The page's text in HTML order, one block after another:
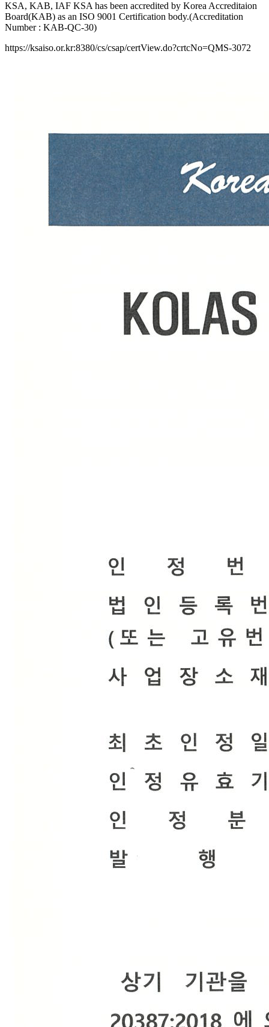
KSA, KAB, IAF KSA has been accredited by Korea Accreditaion
Board(KAB) as an ISO 9001 Certification body.(Accreditation
Number : KAB-QC-30)
https://ksaiso.or.kr:8380/cs/csap/certView.do?crtcNo=QMS-3072